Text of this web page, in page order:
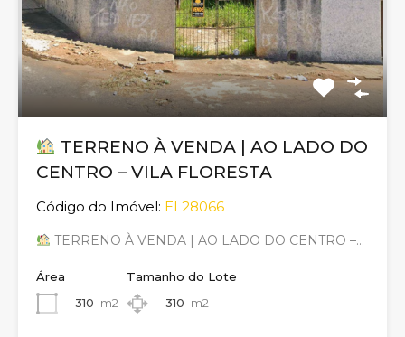
TERRENO À VENDA | AO LADO DO
CENTRO – VILA FLORESTA
Código do Imóvel: EL28066
TERRENO À VENDA | AO LADO DO CENTRO –…
Área
310 m2
Tamanho do Lote
310 m2